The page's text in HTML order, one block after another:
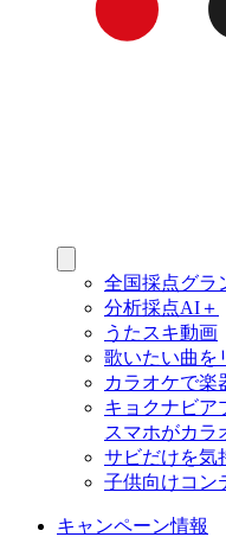
全国採点グラ
分析採点AI＋
うたスキ動画
歌いたい曲を
カラオケで楽
キョクナビア
スマホがカラ
サビだけを気
子供向けコン
キャンペーン情報